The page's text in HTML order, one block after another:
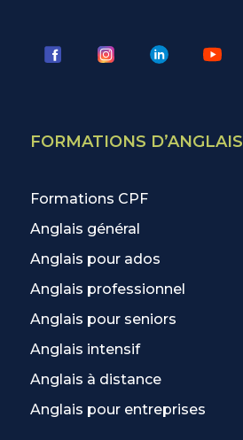
FORMATIONS D’ANGLAIS
Formations CPF
Anglais général
Anglais pour ados
Anglais professionnel
Anglais pour seniors
Anglais intensif
Anglais à distance
Anglais pour entreprises